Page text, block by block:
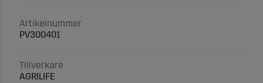
Artikelnummer
PV300401
Tillverkare
AGRILIFE